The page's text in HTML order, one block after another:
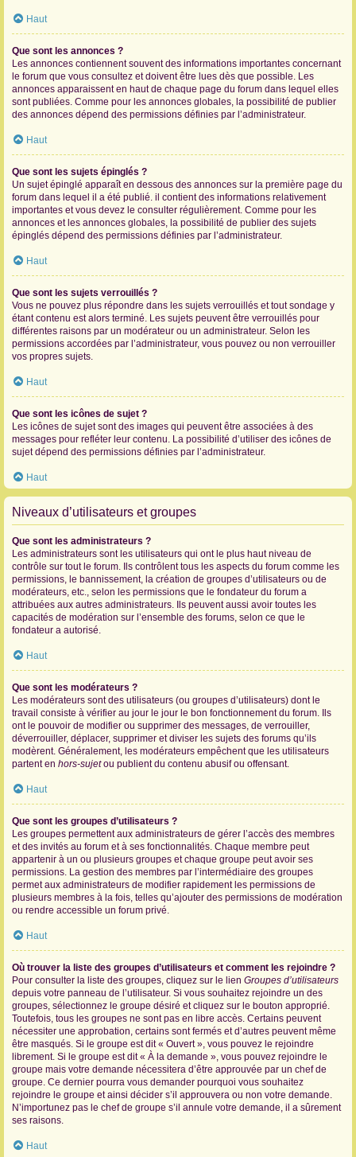
Haut
Que sont les annonces ?
Les annonces contiennent souvent des informations importantes concernant
le forum que vous consultez et doivent être lues dès que possible. Les
annonces apparaissent en haut de chaque page du forum dans lequel elles
sont publiées. Comme pour les annonces globales, la possibilité de publier
des annonces dépend des permissions définies par l’administrateur.
Haut
Que sont les sujets épinglés ?
Un sujet épinglé apparaît en dessous des annonces sur la première page du
forum dans lequel il a été publié. il contient des informations relativement
importantes et vous devez le consulter régulièrement. Comme pour les
annonces et les annonces globales, la possibilité de publier des sujets
épinglés dépend des permissions définies par l’administrateur.
Haut
Que sont les sujets verrouillés ?
Vous ne pouvez plus répondre dans les sujets verrouillés et tout sondage y
étant contenu est alors terminé. Les sujets peuvent être verrouillés pour
différentes raisons par un modérateur ou un administrateur. Selon les
permissions accordées par l’administrateur, vous pouvez ou non verrouiller
vos propres sujets.
Haut
Que sont les icônes de sujet ?
Les icônes de sujet sont des images qui peuvent être associées à des
messages pour refléter leur contenu. La possibilité d’utiliser des icônes de
sujet dépend des permissions définies par l’administrateur.
Haut
Niveaux d’utilisateurs et groupes
Que sont les administrateurs ?
Les administrateurs sont les utilisateurs qui ont le plus haut niveau de
contrôle sur tout le forum. Ils contrôlent tous les aspects du forum comme les
permissions, le bannissement, la création de groupes d’utilisateurs ou de
modérateurs, etc., selon les permissions que le fondateur du forum a
attribuées aux autres administrateurs. Ils peuvent aussi avoir toutes les
capacités de modération sur l’ensemble des forums, selon ce que le
fondateur a autorisé.
Haut
Que sont les modérateurs ?
Les modérateurs sont des utilisateurs (ou groupes d’utilisateurs) dont le
travail consiste à vérifier au jour le jour le bon fonctionnement du forum. Ils
ont le pouvoir de modifier ou supprimer des messages, de verrouiller,
déverrouiller, déplacer, supprimer et diviser les sujets des forums qu’ils
modèrent. Généralement, les modérateurs empêchent que les utilisateurs
partent en hors-sujetou publient du contenu abusif ou offensant.
Haut
Que sont les groupes d’utilisateurs ?
Les groupes permettent aux administrateurs de gérer l’accès des membres
et des invités au forum et à ses fonctionnalités. Chaque membre peut
appartenir à un ou plusieurs groupes et chaque groupe peut avoir ses
permissions. La gestion des membres par l’intermédiaire des groupes
permet aux administrateurs de modifier rapidement les permissions de
plusieurs membres à la fois, telles qu’ajouter des permissions de modération
ou rendre accessible un forum privé.
Haut
Où trouver la liste des groupes d’utilisateurs et comment les rejoindre ?
Pour consulter la liste des groupes, cliquez sur le lien Groupes d’utilisateurs
depuis votre panneau de l’utilisateur. Si vous souhaitez rejoindre un des
groupes, sélectionnez le groupe désiré et cliquez sur le bouton approprié.
Toutefois, tous les groupes ne sont pas en libre accès. Certains peuvent
nécessiter une approbation, certains sont fermés et d’autres peuvent même
être masqués. Si le groupe est dit « Ouvert », vous pouvez le rejoindre
librement. Si le groupe est dit « À la demande », vous pouvez rejoindre le
groupe mais votre demande nécessitera d’être approuvée par un chef de
groupe. Ce dernier pourra vous demander pourquoi vous souhaitez
rejoindre le groupe et ainsi décider s’il approuvera ou non votre demande.
N’importunez pas le chef de groupe s’il annule votre demande, il a sûrement
ses raisons.
Haut